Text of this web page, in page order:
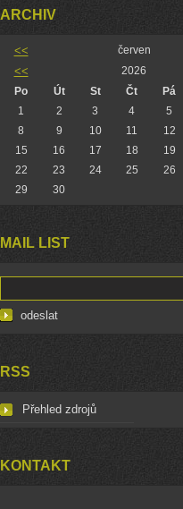
ARCHIV
<< červen
<< 2026
Po
Út St Čt Pá
1
2 3 4 5
8
9 10 11 12
15
16 17 18 19
22
23 24 25 26
29
30
MAIL LIST
RSS
Přehled zdrojů
KONTAKT